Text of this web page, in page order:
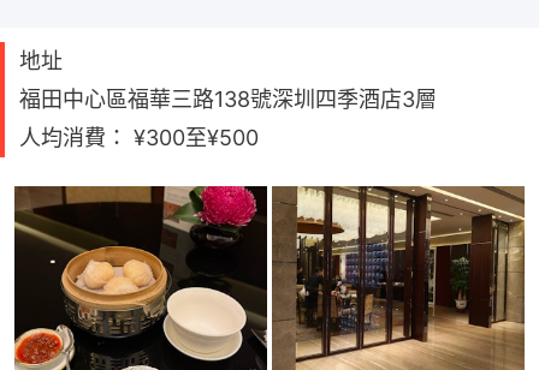
地址
福田中心區福華三路138號深圳四季酒店3層
人均消費： ¥300至¥500